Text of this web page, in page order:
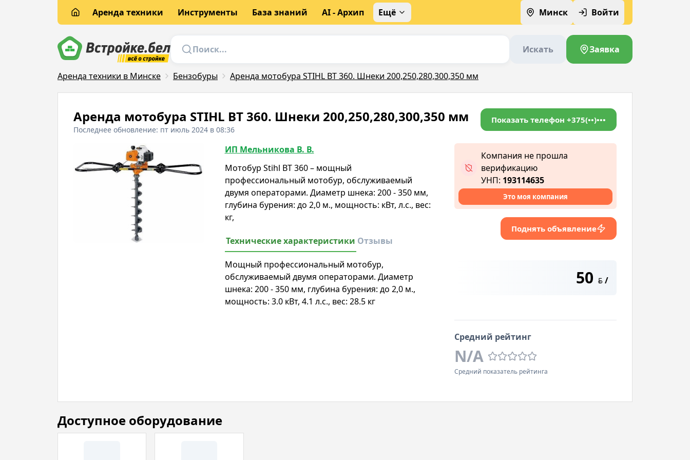
Аренда техники Инструменты База знаний AI - Архип Ещё Минск Войти
Искать Заявка
Аренда техники в Минске Бензобуры Аренда мотобура STIHL BT 360. Шнеки 200,250,280,300,350 мм
Аренда мотобура STIHL BT 360. Шнеки 200,250,280,300,350 мм
Последнее обновление: пт июль 2024 в 08:36
Показать телефон +375(••)•••
ИП Мельникова В. В.
Мотобур Stihl BT 360 – мощный
профессиональный мотобур, обслуживаемый
двумя операторами. Диаметр шнека: 200 - 350 мм,
глубина бурения: до 2,0 м., мощность: кВт, л.с., вес:
кг,
Технические характеристики Отзывы
Мощный профессиональный мотобур,
обслуживаемый двумя операторами. Диаметр
шнека: 200 - 350 мм, глубина бурения: до 2,0 м.,
мощность: 3.0 кВт, 4.1 л.с., вес: 28.5 кг
Компания не прошла
верификацию
УНП: 193114635
Это моя компания
Поднять объявление
50 BYN /
Средний рейтинг
N/A
Средний показатель рейтинга
Доступное оборудование